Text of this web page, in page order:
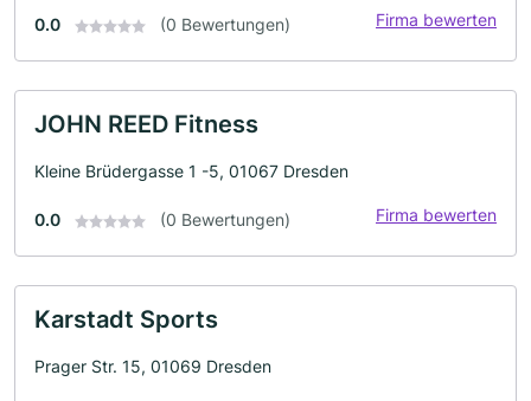
0.0 (0 Bewertungen) Firma bewerten
JOHN REED Fitness
Kleine Brüdergasse 1 -5, 01067 Dresden
0.0 (0 Bewertungen) Firma bewerten
Karstadt Sports
Prager Str. 15, 01069 Dresden